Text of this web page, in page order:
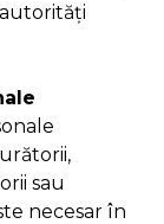
sau
necesar în